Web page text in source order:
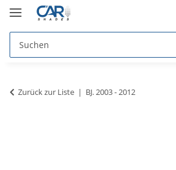
Zurück zur Liste BJ. 2003 - 2012